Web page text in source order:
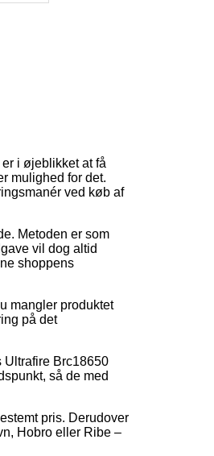
i øjeblikket at få
mulighed for det.
ved køb af
Metoden er som
vil dog altid
shoppens
mangler produktet
på det
Ultrafire Brc18650
så de med
pris. Derudover
Hobro eller Ribe –